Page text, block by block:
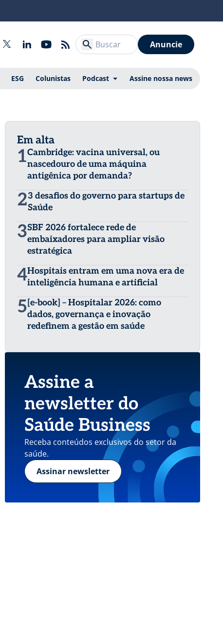
Anuncie
ESG Colunistas Podcast Assine nossa news
Em alta
1Cambridge: vacina universal, ou
nascedouro de uma máquina
antigênica por demanda?
23 desafios do governo para startups de
Saúde
3SBF 2026 fortalece rede de
embaixadores para ampliar visão
estratégica
4Hospitais entram em uma nova era de
inteligência humana e artificial
5 [e-book] – Hospitalar 2026: como
dados, governança e inovação
redefinem a gestão em saúde
Assine a
newsletter do
Saúde Business
Receba conteúdos exclusivos do setor da
saúde.
Assinar newsletter